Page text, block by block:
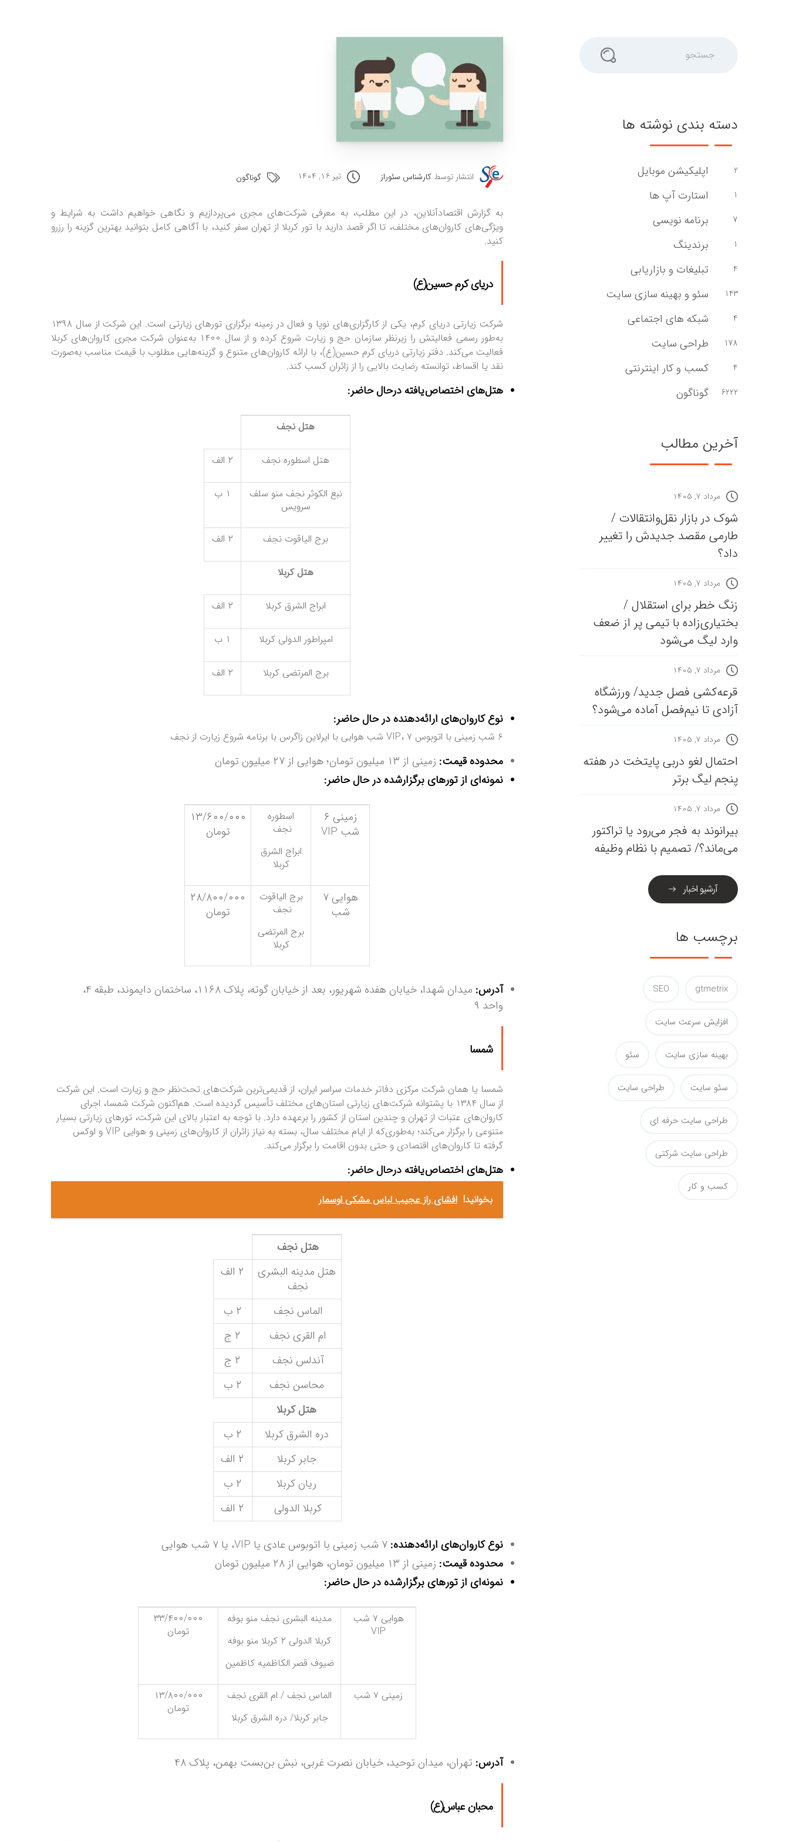
انتشار توسط کارشناس سئوراز تیر ۱۶, ۱۴۰۴ گوناگون
به گزارش اقتصادآنلاین، در این مطلب، به معرفی شرکت‌های مجری می‌پردازیم و نگاهی خواهیم داشت به شرایط و
ویژگی‌های کاروان‌های مختلف، تا اگر قصد دارید با تور کربلا از تهران سفر کنید، با آگاهی کامل بتوانید بهترین گزینه را رزرو
کنید.
دریای کرم حسین‌(ع)
شرکت زیارتی دریای کرم، یکی از کارگزاری‌های نوپا و فعال در زمینه برگزاری تور‌های زیارتی است. این شرکت از سال ۱۳۹۸
به‌طور رسمی فعالیتش را زیرنظر سازمان حج و زیارت شروع کرده و از سال ۱۴۰۰ به‌عنوان شرکت مجری کاروان‌های کربلا
فعالیت می‌کند. دفتر زیارتی دریای کرم حسین‌(ع)، با ارائه کاروان‌های متنوع و گزینه‌هایی مطلوب با قیمت مناسب به‌صورت
نقد یا اقساط، توانسته رضایت بالایی را از زائران کسب کند.
هتل‌های اختصاص‌یافته درحال حاضر:
هتل نجف
هتل اسطوره نجف ۲ الف
نبع الکوثر نجف منو سلف
سرویس
۱ ب
برج الیاقوت نجف ۲ الف
هتل کربلا
ابراج الشرق کربلا ۲ الف
امپراطور الدولی کربلا ۱ ب
برج المرتضی کربلا ۲ الف
نوع‌ کاروان‌های ارائه‌دهنده در حال حاضر:
۶ شب زمینی با اتوبوس VIP، ۷ شب هوایی با ایرلاین زاگرس با برنامه شروع زیارت از نجف
محدوده قیمت: زمینی از ۱۳ میلیون تومان؛ هوایی از ۲۷ میلیون تومان
نمونه‌ای از تورهای برگزارشده در حال حاضر:
زمینی ۶
شب VIP
اسطوره
نجف
ابراج الشرق
کربلا
۱۳/۶۰۰/۰۰۰
تومان
هوایی ۷
شب
برج الیاقوت
نجف
برج المرتضی
کربلا
۲۸/۸۰۰/۰۰۰
تومان
آدرس:
میدان شهدا، خیابان هفده شهریور، بعد از خیابان گوته، پلاک ۱۱۶۸، ساختمان دایموند، طبقه ۴،
واحد ۹
شمسا
شمسا یا همان شرکت مرکزی دفاتر خدمات سراسر ایران، از قدیمی‌ترین شرکت‌های تحت‌نظر حج و زیارت است. این شرکت
از سال ۱۳۸۴ با پشتوانه شرکت‌های زیارتی استان‌های مختلف تأسیس گردیده است. هم‌اکنون شرکت شمسا، اجرای
کاروان‌های عتبات از تهران و چندین استان از کشور را برعهده دارد. با توجه به اعتبار بالای این شرکت، تورهای زیارتی بسیار
متنوعی را برگزار می‌کند؛ به‌طوری‌که از ایام مختلف سال، بسته به نیاز زائران از کاروان‌های زمینی و هوایی VIP و لوکس
گرفته تا کاروان‌های اقتصادی و حتی بدون‌ اقامت را برگزار می‌کند.
هتل‌های اختصاص‌یافته درحال حاضر:
بخوانید! افشای راز عجیب لباس مشکی اوسمار
هتل نجف
هتل مدینه البشری
نجف
۲ الف
الماس نجف
۲ ب
ام القری نجف
۲ ج
آندلس نجف
۲ ج
محاسن نجف
۲ ب
هتل کربلا
دره الشرق کربلا
۲ ب
جابر کربلا
۲ الف
ریان کربلا
۲ ب
کربلا الدولی
۲ الف
نوع‌ کاروان‌های ارائه‌دهنده:
محدوده قیمت: زمینی از ۱۳ میلیون تومان، هوایی از ۲۸ میلیون تومان
نمونه‌ای از تورهای برگزارشده در حال حاضر:
هوایی ۷ شب
VIP
مدینه البشری نجف منو بوفه
کربلا الدولی ۲ کربلا منو بوفه
ضیوف قصر الکاظمیه کاظمین
۳۳/۴۰۰/۰۰۰
تومان
زمینی ۷ شب
الماس نجف / ام القری نجف
جابر کربلا/ دره الشرق کربلا
۱۳/۸۰۰/۰۰۰
تومان
آدرس: تهران، میدان توحید، خیابان نصرت غربی، نبش بن‌بست بهمن، پلاک ۴۸
محبان عباس(ع)
دسته بندی نوشته ها
2 اپلیکیشن موبایل
1 استارت آپ ها
7 برنامه نویسی
1 برندینگ
4 تبلیغات و بازاریابی
143 سئو و بهینه سازی سایت
4 شبکه های اجتماعی
178 طراحی سایت
4 کسب و کار اینترنتی
6222 گوناگون
آخرین مطالب
مرداد ۷, ۱۴۰۵
شوک در بازار نقل‌وانتقالات /
طارمی مقصد جدیدش را تغییر
داد؟
مرداد ۷, ۱۴۰۵
زنگ خطر برای استقلال /
بختیاری‌زاده با تیمی پر از ضعف
وارد لیگ می‌شود
مرداد ۷, ۱۴۰۵
قرعه‎‌کشی فصل جدید/ ورزشگاه
آزادی تا نیم‌فصل آماده می‌شود؟
مرداد ۷, ۱۴۰۵
احتمال لغو دربی پایتخت در هفته
پنجم لیگ برتر
مرداد ۷, ۱۴۰۵
بیرانوند به فجر می‌رود یا تراکتور
می‌ماند؟/ تصمیم با نظام وظیفه
آرشیو اخبار
برچسب ها
gtmetrix
SEO
افزایش سرعت سایت
بهینه سازی سایت سئو
سئو سایت طراحی سایت
طراحی سایت حرفه ای
طراحی سایت شرکتی
کسب و کار